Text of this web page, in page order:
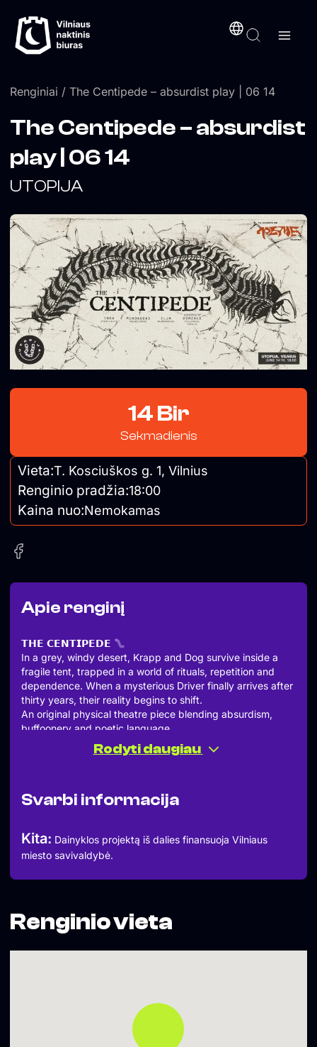
prie
turinio
Renginiai / The Centipede – absurdist play | 06 14
Apie renginį
𝗧𝗛𝗘 𝗖𝗘𝗡𝗧𝗜𝗣𝗘𝗗𝗘
In a grey, windy desert, Krapp and Dog survive inside a
fragile tent, trapped in a world of rituals, repetition and
dependence. When a mysterious Driver finally arrives after
thirty years, their reality begins to shift.
An original physical theatre piece blending absurdism,
buffoonery and poetic language.
𝗨𝗽𝗰𝗼𝗺𝗶𝗻𝗴 𝗱𝗮𝘁𝗲𝘀:
14 & 28 June, 18:00 — Utopija (Vilnius, Lithuania)
elcuartodememe@gmail.com
Duration: 75 minutes
𝗧𝗛𝗘 𝗖𝗘𝗡𝗧𝗜𝗣𝗘𝗗𝗘 𝗧𝗘𝗔𝗠
Elliott Black
𝗖𝗼𝘀𝘁𝘂𝗺𝗲 𝗗𝗲𝘀𝗶𝗴𝗻
A production by El Cuarto de Meme Teatro.
Rodyti daugiau
Svarbi informacija
Kita: Dainyklos projektą iš dalies finansuoja Vilniaus
miesto savivaldybė.
The Centipede – absurdist
play | 06 14
UTOPIJA
14 Bir
Sekmadienis
Vieta:T. Kosciuškos g. 1, Vilnius
Renginio pradžia:18:00
Kaina nuo:Nemokamas
Renginio vieta